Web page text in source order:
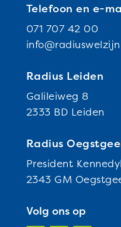
Telefoon en e-
071 707 42 00
Radius Leiden
Galileiweg 8
2333 BD Leiden
Radius
President
2343 GM
Volg ons op